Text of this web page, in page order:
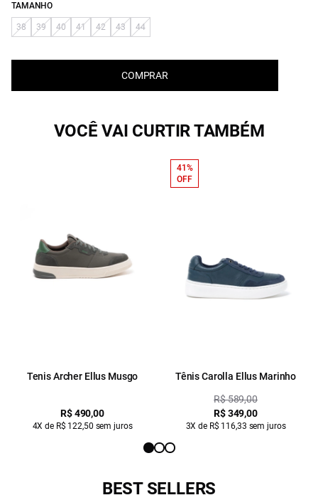
TAMANHO
38 39 40 41 42 43 44
COMPRAR
VOCÊ VAI CURTIR TAMBÉM
Tenis Archer Ellus Musgo
R$ 490,00
4X de R$ 122,50 sem juros
Tênis Carolla Ellus Marinho
R$ 589,00
R$ 349,00
3X de R$ 116,33 sem juros
41%
OFF
BEST SELLERS